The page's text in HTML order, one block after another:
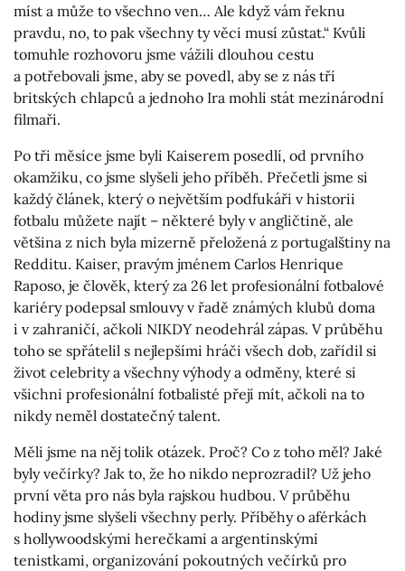
míst a může to všechno ven… Ale když vám řeknu
pravdu, no, to pak všechny ty věci musí zůstat.“ Kvůli
tomuhle rozhovoru jsme vážili dlouhou cestu
a potřebovali jsme, aby se povedl, aby se z nás tří
britských chlapců a jednoho Ira mohli stát mezinárodní
filmaři.
Po tři měsíce jsme byli Kaiserem posedlí, od prvního
okamžiku, co jsme slyšeli jeho příběh. Přečetli jsme si
každý článek, který o největším podfukáři v historii
fotbalu můžete najít – některé byly v angličtině, ale
většina z nich byla mizerně přeložená z portugalštiny na
Redditu. Kaiser, pravým jménem Carlos Henrique
Raposo, je člověk, který za 26 let profesionální fotbalové
kariéry podepsal smlouvy v řadě známých klubů doma
i v zahraničí, ačkoli NIKDY neodehrál zápas. V průběhu
toho se spřátelil s nejlepšími hráči všech dob, zařídil si
život celebrity a všechny výhody a odměny, které si
všichni profesionální fotbalisté přejí mít, ačkoli na to
nikdy neměl dostatečný talent.
Měli jsme na něj tolik otázek. Proč? Co z toho měl? Jaké
byly večírky? Jak to, že ho nikdo neprozradil? Už jeho
první věta pro nás byla rajskou hudbou. V průběhu
hodiny jsme slyšeli všechny perly. Příběhy o aférkách
s hollywoodskými herečkami a argentinskými
tenistkami, organizování pokoutných večírků pro